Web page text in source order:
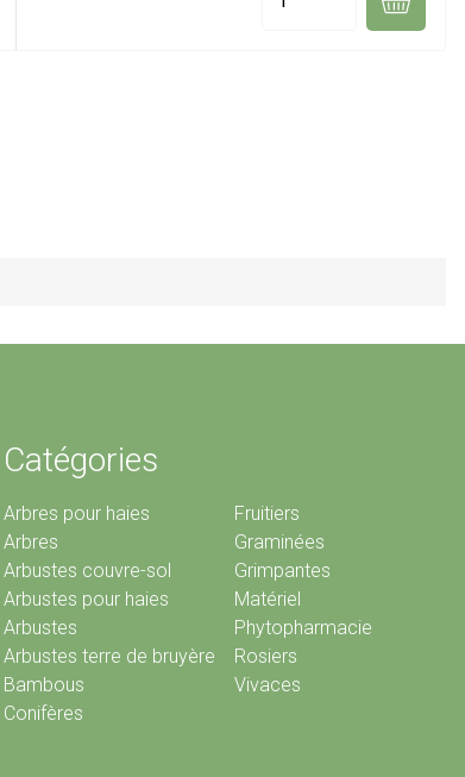
Catégories
Arbres pour haies
Arbres
Arbustes couvre-sol
Arbustes pour haies
Arbustes
Arbustes terre de bruyère
Bambous
Conifères
Fruitiers
Graminées
Grimpantes
Matériel
Phytopharmacie
Rosiers
Vivaces